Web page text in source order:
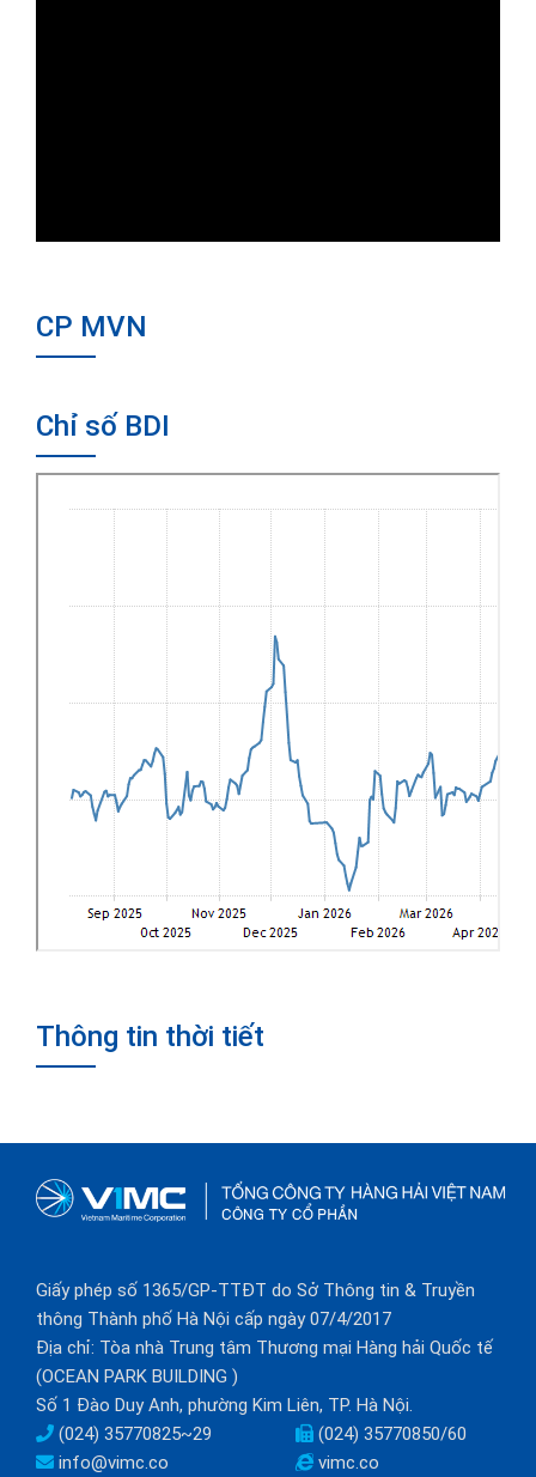
CP MVN
Chỉ số BDI
Thông tin thời tiết
Giấy phép số 1365/GP-TTĐT do Sở Thông tin & Truyền
thông Thành phố Hà Nội cấp ngày 07/4/2017
Địa chỉ: Tòa nhà Trung tâm Thương mại Hàng hải Quốc tế
(OCEAN PARK BUILDING )
Số 1 Đào Duy Anh, phường Kim Liên, TP. Hà Nội.
(024) 35770825~29
(024) 35770850/60
info@vimc.co
vimc.co